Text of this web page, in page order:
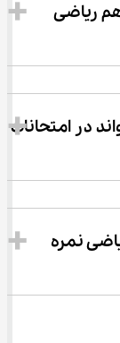
ریاضی
مجازی آی نو چطور می‌تواند در امتحانات
نمره